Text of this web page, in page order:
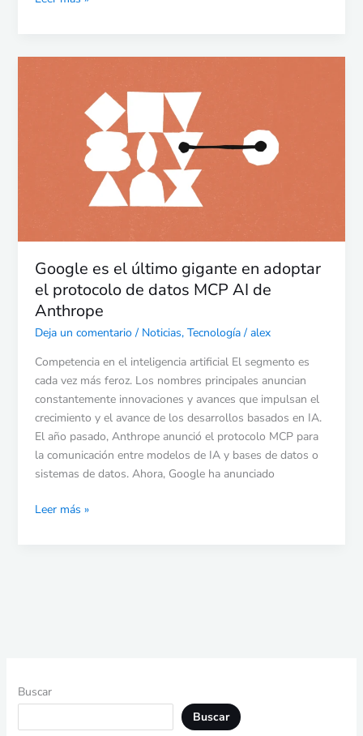
la
Google es el último gigante en adoptar
el protocolo de datos MCP AI de
Anthrope
Deja un comentario / Noticias, Tecnología/ alex
Competencia en el inteligencia artificial El segmento es
cada vez más feroz. Los nombres principales anuncian
constantemente innovaciones y avances que impulsan el
crecimiento y el avance de los desarrollos basados ​​en IA.
El año pasado, Anthrope anunció el protocolo MCP para
la comunicación entre modelos de IA y bases de datos o
sistemas de datos. Ahora, Google ha anunciado
MCP
AI
de
Anthrope
Leer más »
Buscar
Buscar